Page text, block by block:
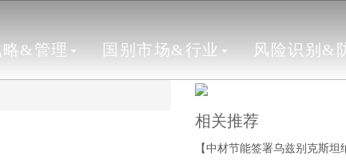
&管理 国别市场&行业 风险识别&
相关推荐
【中材节能签署乌兹别克斯坦